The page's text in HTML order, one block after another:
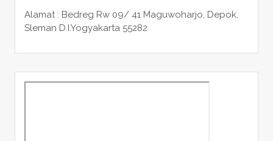
Alamat : Bedreg Rw 09/ 41 Maguwoharjo, Depok,
Sleman D.I.Yogyakarta 55282